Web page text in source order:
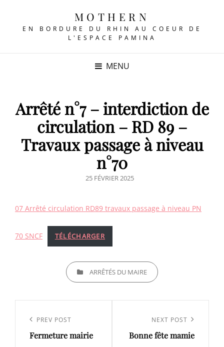
MOTHERN
EN BORDURE DU RHIN AU COEUR DE
L'ESPACE PAMINA
MENU
Arrêté n°7 – interdiction de
circulation – RD 89 –
Travaux passage à niveau
n°70
POSTED
25 FÉVRIER 2025
07 Arrêté circulation RD89 travaux passage à niveau PN
70 SNCF TÉLÉCHARGER
CATEGORIESARRÊTÉS DU MAIRE
l’article
Previous
Post
PREV POST
Fermeture mairie
Post
NEXT POST
Bonne fête mamie